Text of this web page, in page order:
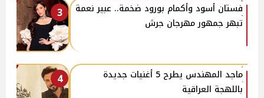
3
فستان أسود وأكمام بورود ضخمة.. عبير نعمة
تبهر جمهور مهرجان جرش
4
ماجد المهندس يطرح 5 أغنيات جديدة
باللهجة العراقية